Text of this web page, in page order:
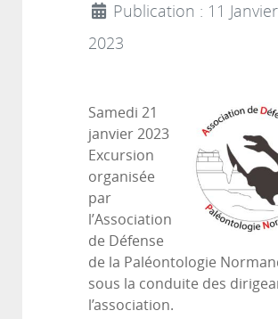
Publication : 11 Janvier
2023
Samedi 21
janvier 2023
Excursion
organisée
par
l’Association
de Défense
de la Paléontologie
sous la conduite des
l’association.